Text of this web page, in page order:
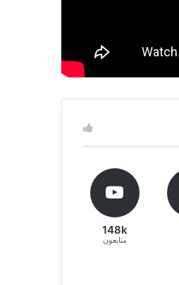
148k
متابعون